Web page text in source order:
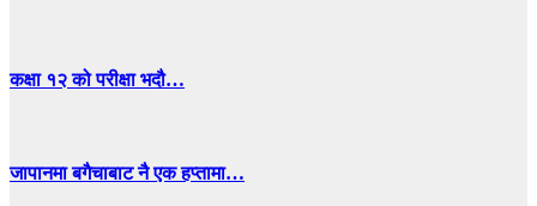
कक्षा १२ को परीक्षा भदौ…
जापानमा बगैचाबाट नै एक हप्तामा…